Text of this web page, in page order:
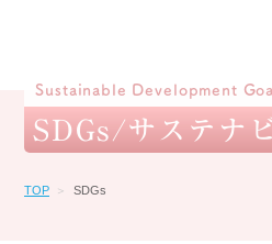
採用サイ
お問い合
SDGs/サステナ
Sustainable Development
TOP ＞ SDGs